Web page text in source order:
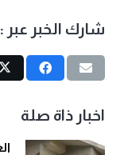
شارك الخبر عبر :
اخبار ذاة صلة